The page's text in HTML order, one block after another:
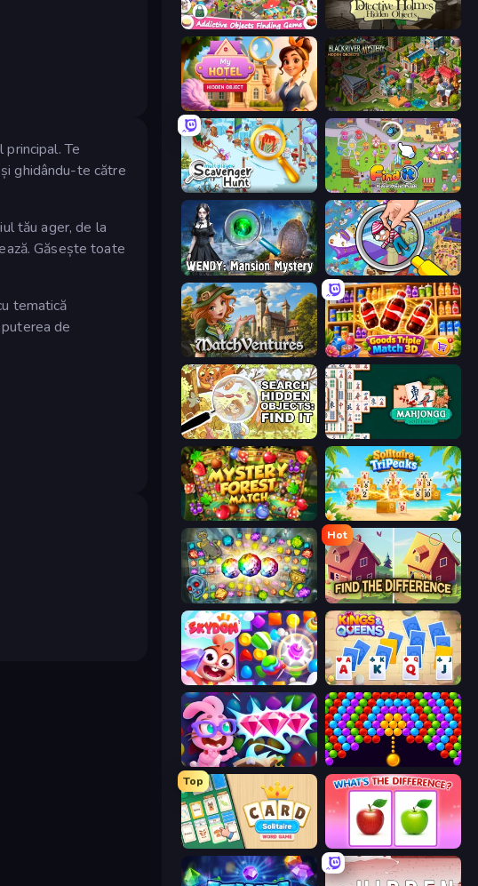
Te
ghidându-te către
tău ager, de la
Găsește toate
tematică
de
Scavenger Hunt - Hidden Items
Hidden Object: My Hotel Blackriver Mystery: Hidden Objects
Scavenger Hunt - Multiplayer Find It: Hidden Object Puzzle
Wendy: Mansion Mystery Seek & Find - Hidden Object Game
MatchVentures Goods Triple Match 3D
Search Hidden Objects: Find Them Mahjongg Solitaire
Mystery Forest - Match 3 Solitaire TriPeaks
Forgotten Treasure 2
Hot
Find The Difference
Skydom Kings and Queens Solitaire TriPeaks
Skydom: Reforged Bubble Story
Top
What's The Difference?